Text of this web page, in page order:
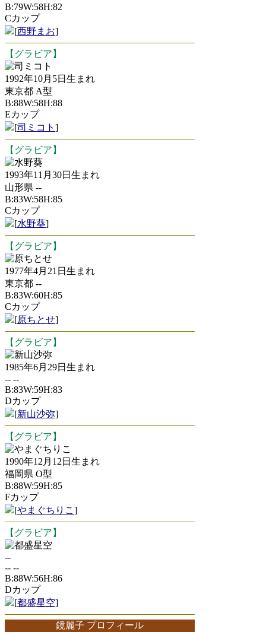
B:79W:58H:82
Cカップ
[西野まお]
【グラビア】
司ミコト
1992年10月5日生まれ
東京都 A型
B:88W:58H:88
Eカップ
[司ミコト ]
【グラビア】
水野葵
1993年11月30日生まれ
山形県 --
B:83W:58H:85
Cカップ
[水野葵]
【グラビア】
原ちとせ
1977年4月21日生まれ
東京都 --
B:83W:60H:85
Cカップ
[原ちとせ]
【グラビア】
新山沙弥
1985年6月29日生まれ
-- --
B:83W:59H:83
Dカップ
[新山沙弥]
【グラビア】
やまぐちりこ
1990年12月12日生まれ
福岡県 O型
B:88W:59H:85
Fカップ
[やまぐちりこ ]
【グラビア】
都盛星空
--
-- --
B:88W:56H:86
Dカップ
[都盛星空]
鏡麗子 プロフィール